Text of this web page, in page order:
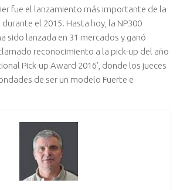
fue el lanzamiento más importante de la
el 2015. Hasta hoy, la NP300
sido lanzada en 31 mercados y ganó
reconocimiento a la pick-up del año
Pick-up Award 2016’, donde los jueces
de ser un modelo Fuerte e